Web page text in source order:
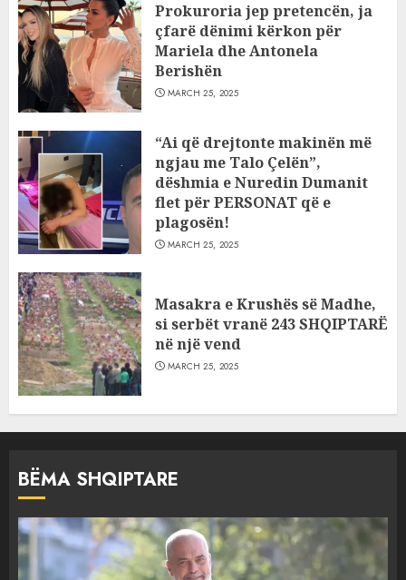
Prokuroria jep pretencën, ja
çfarë dënimi kërkon për
Mariela dhe Antonela
Berishën
MARCH 25, 2025
“Ai që drejtonte makinën më
ngjau me Talo Çelën”,
dëshmia e Nuredin Dumanit
flet për PERSONAT që e
plagosën!
MARCH 25, 2025
Masakra e Krushës së Madhe,
si serbët vranë 243 SHQIPTARË
në një vend
MARCH 25, 2025
BËMA SHQIPTARE